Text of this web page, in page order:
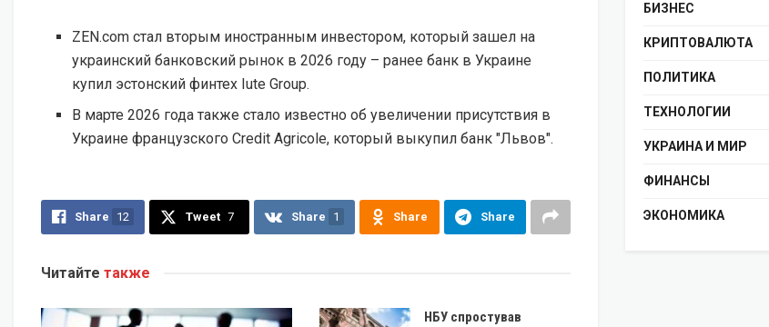
ZEN.com стал вторым иностранным инвестором, который зашел на
украинский банковский рынок в 2026 году – ранее банк в Украине
купил эстонский финтех Iute Group.
В марте 2026 года также стало известно об увеличении присутствия в
Украине французского Credit Agricole, который выкупил банк "Львов".
Share 12 Tweet 7 Share 1 Share Share
Читайте также
НБУ спростував
БИЗНЕС
КРИПТОВАЛЮТА
ПОЛИТИКА
ТЕХНОЛОГИИ
УКРАИНА И МИР
ФИНАНСЫ
ЭКОНОМИКА